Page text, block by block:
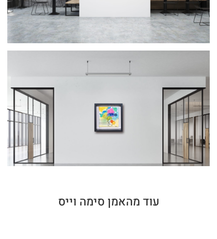
עוד מהאמן סימה וייס